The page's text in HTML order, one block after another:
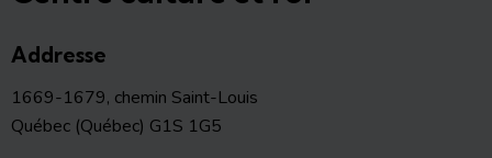
Addresse
1669-1679, chemin Saint-Louis
Québec (Québec) G1S 1G5